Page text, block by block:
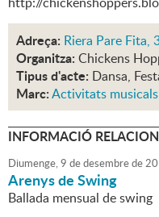
Adreça: Riera Pare Fita,
Organitza: Chickens
Tipus d'acte: Dansa,
Marc:Activitats musicals
INFORMACIÓ
Diumenge,9 dedesembrede
Arenys de Swing
Ballada mensual de swing